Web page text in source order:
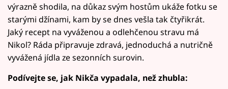
výrazně shodila, na důkaz svým hostům ukáže fotku se
starými džínami, kam by se dnes vešla tak čtyřikrát.
Jaký recept na vyváženou a odlehčenou stravu má
Nikol? Ráda připravuje zdravá, jednoduchá a nutričně
vyvážená jídla ze sezonních surovin.
Podívejte se, jak Nikča vypadala, než zhubla: